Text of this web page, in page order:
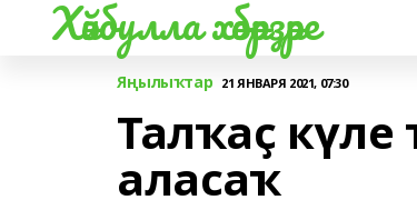
Хәйбулла хәбәрҙәре
Яңылыҡтар 21 ЯНВАРЯ 2021, 07:30
Талҡаҫ күле
аласаҡ